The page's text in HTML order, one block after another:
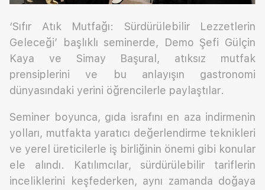
‘Sıfır Atık Mutfağı: Sürdürülebilir Lezzetlerin
Geleceği’ başlıklı seminerde, Demo Şefi Gülçin
Kaya ve Simay Başural, atıksız mutfak
prensiplerini ve bu anlayışın gastronomi
dünyasındaki yerini öğrencilerle paylaştılar.
Seminer boyunca, gıda israfını en aza indirmenin
yolları, mutfakta yaratıcı değerlendirme teknikleri
ve yerel üreticilerle iş birliğinin önemi gibi konular
ele alındı. Katılımcılar, sürdürülebilir tariflerin
inceliklerini keşfederken, aynı zamanda doğaya